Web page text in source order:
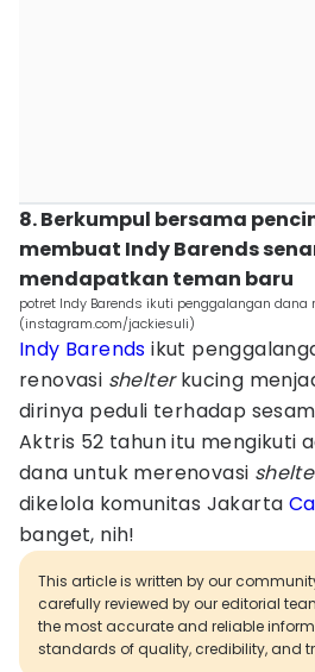
8. Berkumpul bersama
membuat Indy Barends
mendapatkan teman baru
potret Indy Barends ikuti penggalangan dana
(instagram.com/jackiesuli)
Indy Barends ikut
renovasi shelterkucing
dirinya peduli terhadap
Aktris 52 tahun itu mengikuti
dana untuk merenovasi
dikelola komunitas Jakarta
banget, nih!
This article is written by our
carefully reviewed by our editorial
the most accurate and reliable
standards of quality, credibility, and